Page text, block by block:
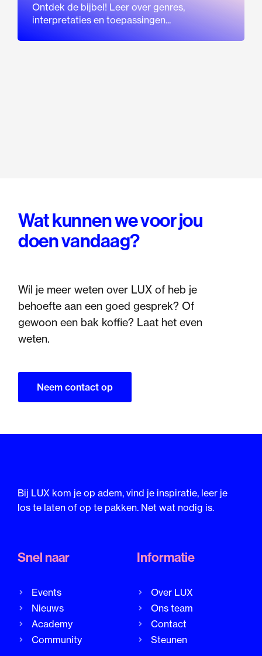
Ontdek de bijbel! Leer over genres,
interpretaties en toepassingen...
Wat kunnen we voor jou
doen vandaag?
Wil je meer weten over LUX of heb je
behoefte aan een goed gesprek? Of
gewoon een bak koffie? Laat het even
weten.
Neem contact op
Bij LUX kom je op adem, vind je inspiratie, leer je
los te laten of op te pakken. Net wat nodig is.
Snel naar
Events
Nieuws
Academy
Community
Informatie
Over LUX
Ons team
Contact
Steunen